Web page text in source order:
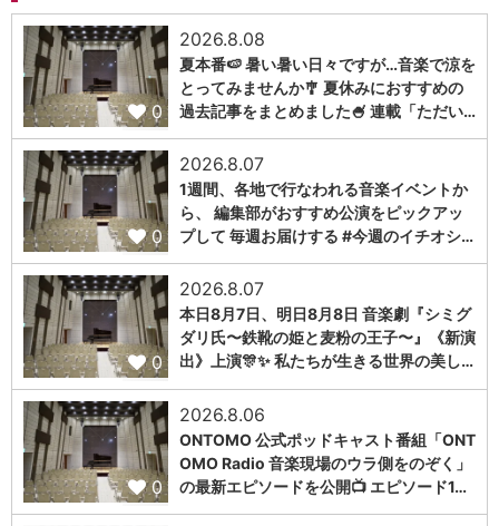
0
2026.8.08
夏本番🍉 暑い暑い日々ですが…音楽で涼を
とってみませんか🎐 夏休みにおすすめの
過去記事をまとめました🍧 連載「ただい…
0
2026.8.07
1週間、各地で行なわれる音楽イベントか
ら、 編集部がおすすめ公演をピックアッ
プして 毎週お届けする #今週のイチオシ…
0
2026.8.07
本日8月7日、明日8月8日 音楽劇『シミグ
ダリ氏〜鉄靴の姫と麦粉の王子〜』《新演
出》上演🎊✨ 私たちが生きる世界の美し…
0
2026.8.06
ONTOMO 公式ポッドキャスト番組「ONT
OMO Radio 音楽現場のウラ側をのぞく」
の最新エピソードを公開📺 エピソード1…